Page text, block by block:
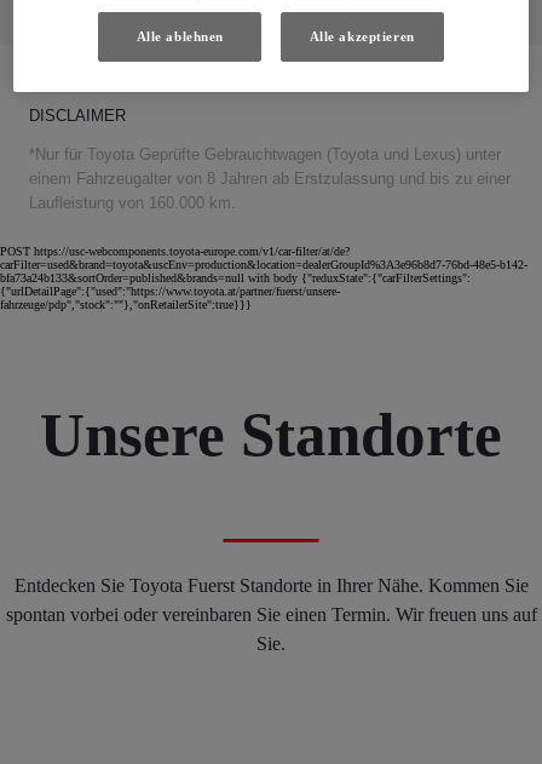
DISCLAIMER
*Nur für Toyota Geprüfte Gebrauchtwagen (Toyota und Lexus) unter
einem Fahrzeugalter von 8 Jahren ab Erstzulassung und bis zu einer
Laufleistung von 160.000 km.
POST https://usc-webcomponents.toyota-europe.com/v1/car-filter/at/de?
carFilter=used&brand=toyota&uscEnv=production&location=dealerGroupId%3A3e96b8d7-76bd-48e5-b142-
bfa73a24b133&sortOrder=published&brands=null with body {"reduxState":{"carFilterSettings":
{"urlDetailPage":{"used":"https://www.toyota.at/partner/fuerst/unsere-
fahrzeuge/pdp","stock":""},"onRetailerSite":true}}}
Unsere Standorte
Entdecken Sie Toyota Fuerst Standorte in Ihrer Nähe. Kommen Sie
spontan vorbei oder vereinbaren Sie einen Termin. Wir freuen uns auf
Sie.
Alle ablehnen Alle akzeptieren